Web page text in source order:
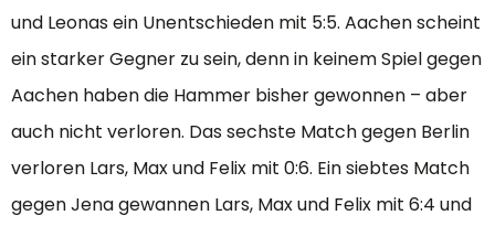
und Leonas ein Unentschieden mit 5:5. Aachen scheint
ein starker Gegner zu sein, denn in keinem Spiel gegen
Aachen haben die Hammer bisher gewonnen – aber
auch nicht verloren. Das sechste Match gegen Berlin
verloren Lars, Max und Felix mit 0:6. Ein siebtes Match
gegen Jena gewannen Lars, Max und Felix mit 6:4 und